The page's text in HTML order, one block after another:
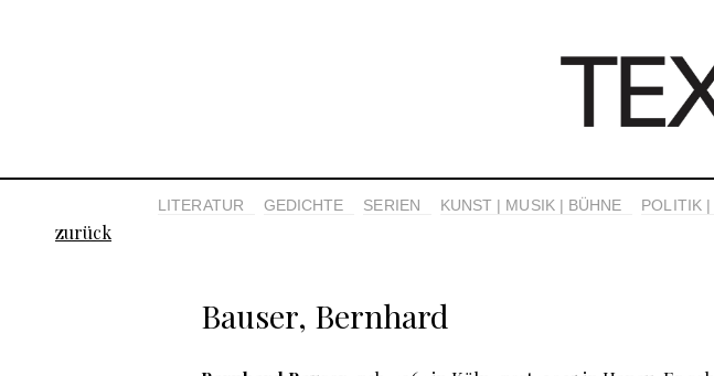
LITERATUR GEDICHTE SERIEN KUNST | MUSIK | BÜHNE POLITIK
zurück
Bauser, Bernhard